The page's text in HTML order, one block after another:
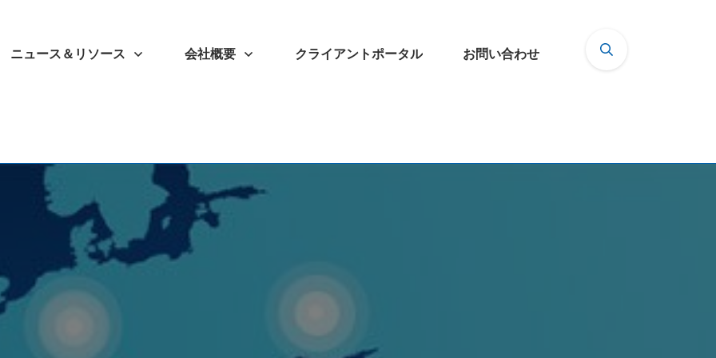
ニュース＆リソース 会社概要 クライアントポータル お問い合わせ